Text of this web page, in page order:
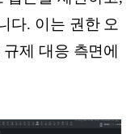
다. 이는 권한 오
제 대응 측면에